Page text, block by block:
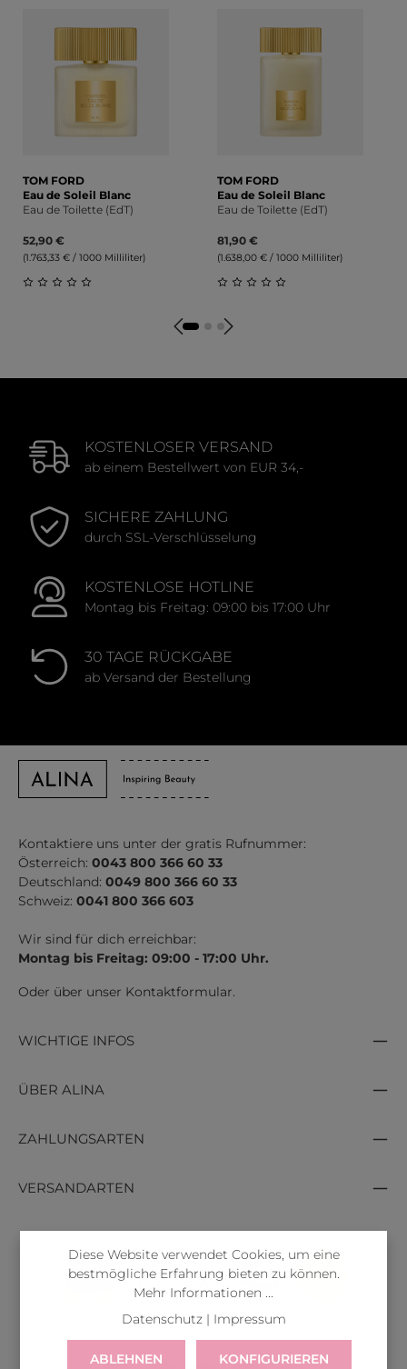
TOM FORD
Eau de Soleil Blanc
Eau de Toilette (EdT)
52,90 €
(1.763,33 € / 1000 Milliliter)
TOM FORD
Eau de Soleil Blanc
Eau de Toilette (EdT)
81,90 €
(1.638,00 € / 1000 Milliliter)
KOSTENLOSER VERSAND
ab einem Bestellwert von EUR 34,-
SICHERE ZAHLUNG
durch SSL-Verschlüsselung
KOSTENLOSE HOTLINE
Montag bis Freitag: 09:00 bis 17:00 Uhr
30 TAGE RÜCKGABE
ab Versand der Bestellung
Kontaktiere uns unter der gratis Rufnummer:
Österreich: 0043 800 366 60 33
Deutschland: 0049 800 366 60 33
Schweiz: 0041 800 366 603
Wir sind für dich erreichbar:
Montag bis Freitag: 09:00 - 17:00 Uhr.
Oder über unser Kontaktformular.
WICHTIGE INFOS
ÜBER ALINA
ZAHLUNGSARTEN
VERSANDARTEN
Diese Website verwendet Cookies, um eine
bestmögliche Erfahrung bieten zu können.
Mehr Informationen ...
Datenschutz| Impressum
ABLEHNEN KONFIGURIEREN